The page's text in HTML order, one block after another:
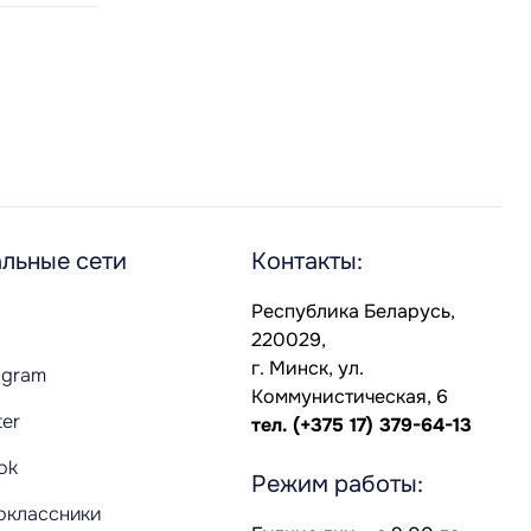
сети Контакты:
Республика Беларусь,
220029,
г. Минск, ул.
Коммунистическая, 6
тел. (+375 17) 379-64-13
Режим работы: